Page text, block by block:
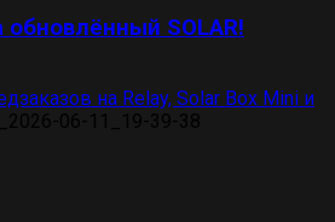
SOLAR!
на Relay, Solar Box Mini и